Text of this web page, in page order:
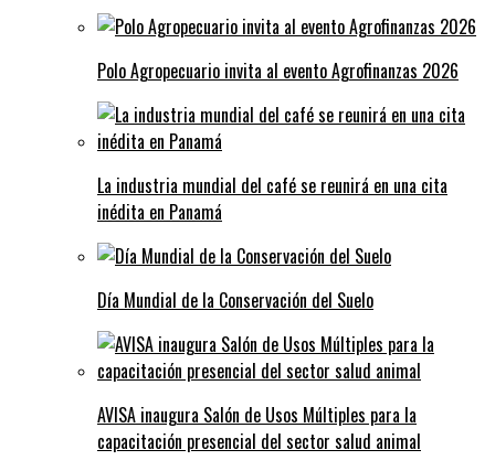
Polo Agropecuario invita al evento Agrofinanzas 2026
La industria mundial del café se reunirá en una cita
inédita en Panamá
Día Mundial de la Conservación del Suelo
AVISA inaugura Salón de Usos Múltiples para la
capacitación presencial del sector salud animal